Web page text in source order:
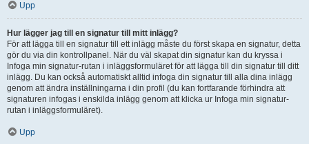
Upp
Hur lägger jag till en signatur till mitt inlägg?
För att lägga till en signatur till ett inlägg måste du först skapa en signatur, detta
gör du via din kontrollpanel. När du väl skapat din signatur kan du kryssa i
Infoga min signatur-rutan i inläggsformuläret för att lägga till din signatur till ditt
inlägg. Du kan också automatiskt alltid infoga din signatur till alla dina inlägg
genom att ändra inställningarna i din profil (du kan fortfarande förhindra att
signaturen infogas i enskilda inlägg genom att klicka ur Infoga min signatur-
rutan i inläggsformuläret).
Upp